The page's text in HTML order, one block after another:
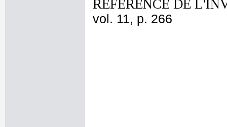
REFERENCE DE
vol. 11, p. 266